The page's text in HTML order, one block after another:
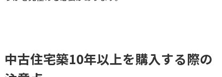
中古住宅築10年以上を購入する際の